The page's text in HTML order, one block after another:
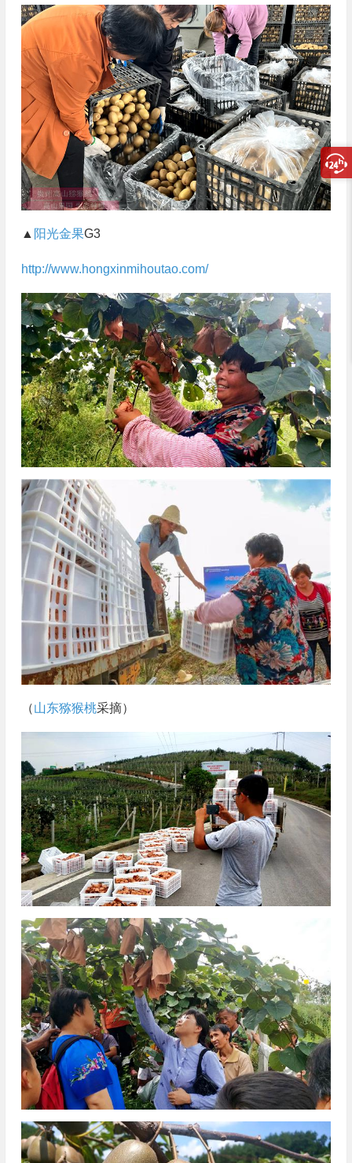
▲ 阳光金果G3
http://www.hongxinmihoutao.com/
（山东猕猴桃采摘）